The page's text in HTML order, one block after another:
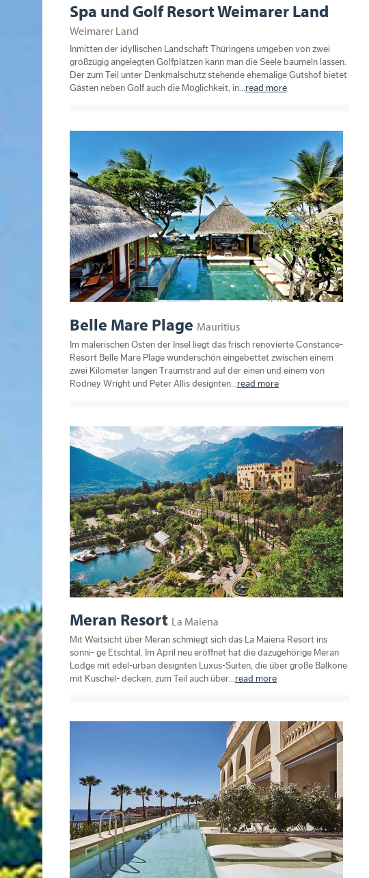
Spa und Golf Resort Weimarer Land
Weimarer Land
Inmitten der idyllischen Landschaft Thüringens umgeben von zwei
großzügig angelegten Golfplätzen kann man die Seele baumeln lassen.
Der zum Teil unter Denkmalschutz stehende ehemalige Gutshof bietet
Gästen neben Golf auch die Möglichkeit, in...read more
Belle Mare Plage Mauritius
Im malerischen Osten der Insel liegt das frisch renovierte Constance-
Resort Belle Mare Plage wunderschön eingebettet zwischen einem
zwei Kilometer langen Traumstrand auf der einen und einem von
Rodney Wright und Peter Allis designten... read more
Meran Resort La Maiena
Mit Weitsicht über Meran schmiegt sich das La Maiena Resort ins
sonni- ge Etschtal. Im April neu eröffnet hat die dazugehörige Meran
Lodge mit edel-urban designten Luxus-Suiten, die über große Balkone
mit Kuschel- decken, zum Teil auch über...read more